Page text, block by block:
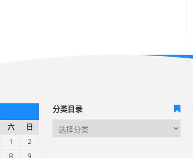
六
日
1
2
8 9
分类目录